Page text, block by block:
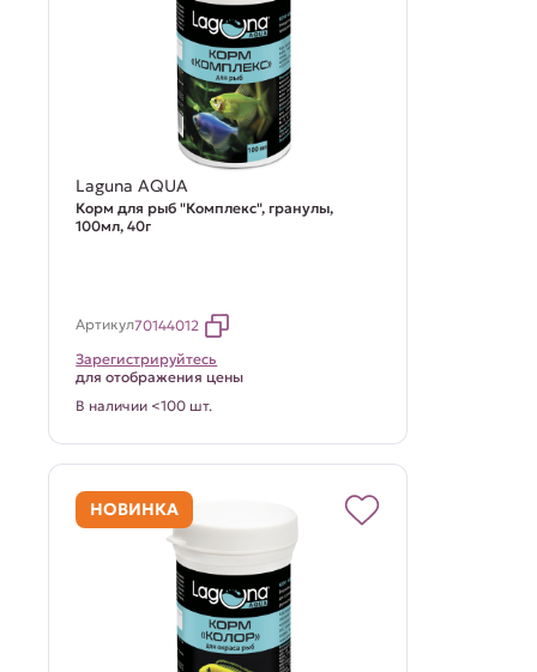
Laguna AQUA
Корм для рыб "Комплекс", гранулы,
100мл, 40г
Артикул70144012
Зарегистрируйтесь
для отображения цены
В наличии <100 шт.
НОВИНКА